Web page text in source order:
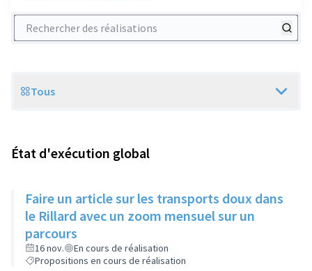
Rechercher des réalisations
Scope
Tous
État d'exécution global
Faire un article sur les transports doux dans
le Rillard avec un zoom mensuel sur un
parcours
16 nov.
En cours de réalisation
Propositions en cours de réalisation